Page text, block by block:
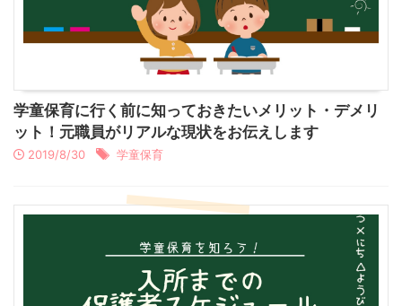
学童保育に行く前に知っておきたいメリット・デメリ
ット！元職員がリアルな現状をお伝えします
2019/8/30 学童保育